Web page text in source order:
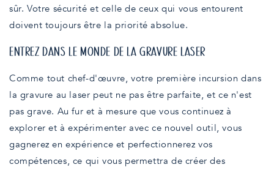
sûr. Votre sécurité et celle de ceux qui vous entourent
doivent toujours être la priorité absolue.
ENTREZ DANS LE MONDE DE LA GRAVURE LASER
Comme tout chef-d'œuvre, votre première incursion dans
la gravure au laser peut ne pas être parfaite, et ce n'est
pas grave. Au fur et à mesure que vous continuez à
explorer et à expérimenter avec ce nouvel outil, vous
gagnerez en expérience et perfectionnerez vos
compétences, ce qui vous permettra de créer des